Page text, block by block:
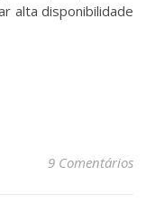
alta disponibilidade
9 Comentários